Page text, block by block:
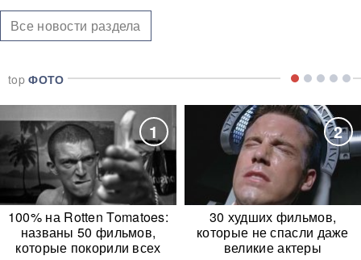
Все новости раздела
topФОТО
1
100% на Rotten Tomatoes:
названы 50 фильмов,
которые покорили всех
2
30 худших фильмов,
которые не спасли даже
великие актеры